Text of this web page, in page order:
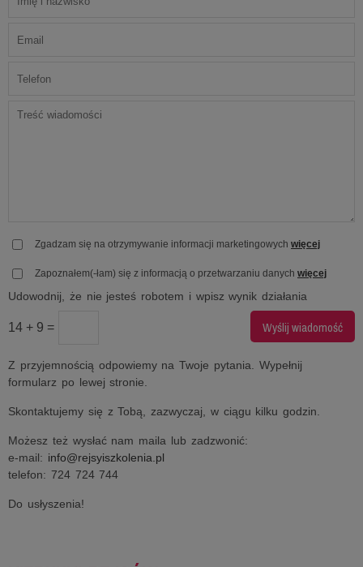
Zgadzam się na otrzymywanie informacji marketingowych więcej
Zapoznałem(-łam) się z informacją o przetwarzaniu danych więcej
Udowodnij, że nie jesteś robotem i wpisz wynik działania
14 + 9 =
Z przyjemnością odpowiemy na Twoje pytania. Wypełnij
formularz po lewej stronie.
Skontaktujemy się z Tobą, zazwyczaj, w ciągu kilku godzin.
Możesz też wysłać nam maila lub zadzwonić:
e-mail: info@rejsyiszkolenia.pl
telefon: 724 724 744
Do usłyszenia!